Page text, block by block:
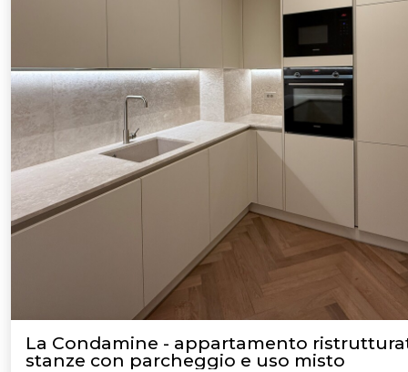
La Condamine - appartamento
stanze con parcheggio e uso misto